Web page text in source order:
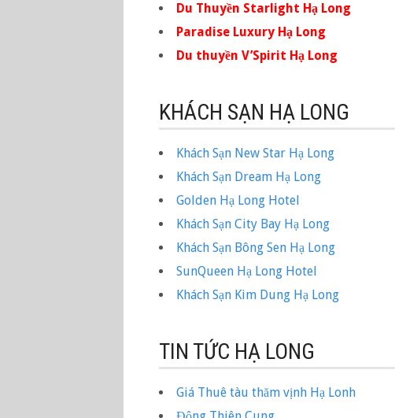
Du Thuyền Starlight Hạ Long
Paradise Luxury Hạ Long
Du thuyền V’Spirit Hạ Long
KHÁCH SẠN HẠ LONG
Khách Sạn New Star Hạ Long
Khách Sạn Dream Hạ Long
Golden Hạ Long Hotel
Khách Sạn City Bay Hạ Long
Khách Sạn Bông Sen Hạ Long
SunQueen Hạ Long Hotel
Khách Sạn Kim Dung Hạ Long
TIN TỨC HẠ LONG
Giá Thuê tàu thăm vịnh Hạ Lonh